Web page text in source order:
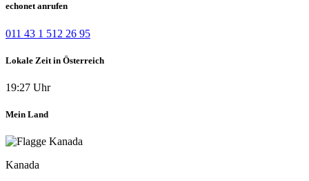
echonet anrufen
011 43 1 512 26 95
Lokale Zeit in Österreich
19:27 Uhr
Mein Land
Kanada